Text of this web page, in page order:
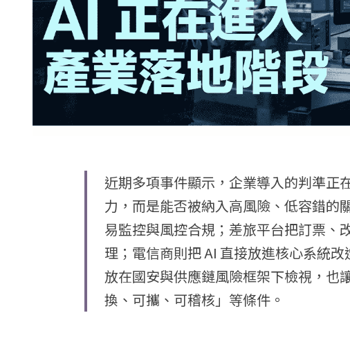
近期多項事件顯示，企業導入的判準正
力，而是能否被納入高風險、低容錯的
易監控與風控合規；差旅平台把訂票、
理；電信商則把 AI 直接放進核心系統
放在國安與供應鏈風險框架下檢視，也
換、可攜、可稽核」等條件。